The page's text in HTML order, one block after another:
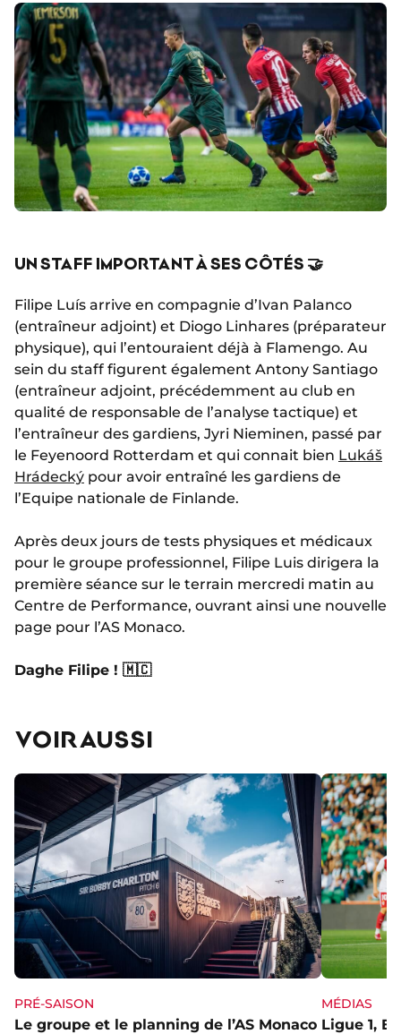
UN STAFF IMPORTANT À SES CÔTÉS 🤝
Filipe Luís arrive en compagnie d’Ivan Palanco
(entraîneur adjoint) et Diogo Linhares (préparateur
physique), qui l’entouraient déjà à Flamengo. Au
sein du staff figurent également Antony Santiago
(entraîneur adjoint, précédemment au club en
qualité de responsable de l’analyse tactique) et
l’entraîneur des gardiens, Jyri Nieminen, passé par
le Feyenoord Rotterdam et qui connait bien Lukáš
Hrádecký pour avoir entraîné les gardiens de
l’Equipe nationale de Finlande.
Après deux jours de tests physiques et médicaux
pour le groupe professionnel, Filipe Luis dirigera la
première séance sur le terrain mercredi matin au
Centre de Performance, ouvrant ainsi une nouvelle
page pour l’AS Monaco.
Daghe Filipe ! 🇲🇨
VOIR AUSSI
PRÉ-SAISON
Le groupe et le planning de l’AS Monaco
MÉDIAS
Ligue 1,